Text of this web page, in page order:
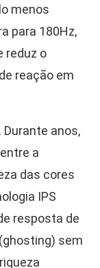
menos
para 180Hz,
reduz o
reação em
. Durante anos,
a
das cores
IPS
resposta de
sem